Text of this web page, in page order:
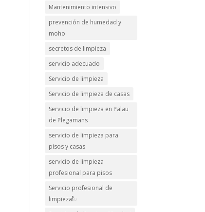
Mantenimiento intensivo
prevención de humedad y
moho
secretos de limpieza
servicio adecuado
Servicio de limpieza
Servicio de limpieza de casas
Servicio de limpieza en Palau
de Plegamans
servicio de limpieza para
pisos y casas
servicio de limpieza
profesional para pisos
Servicio profesional de
limpiezaៃ